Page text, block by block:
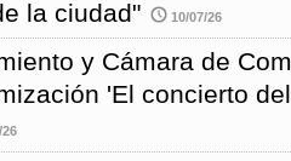
la ciudad"
10/07/26
y Cámara de
'El concierto
26